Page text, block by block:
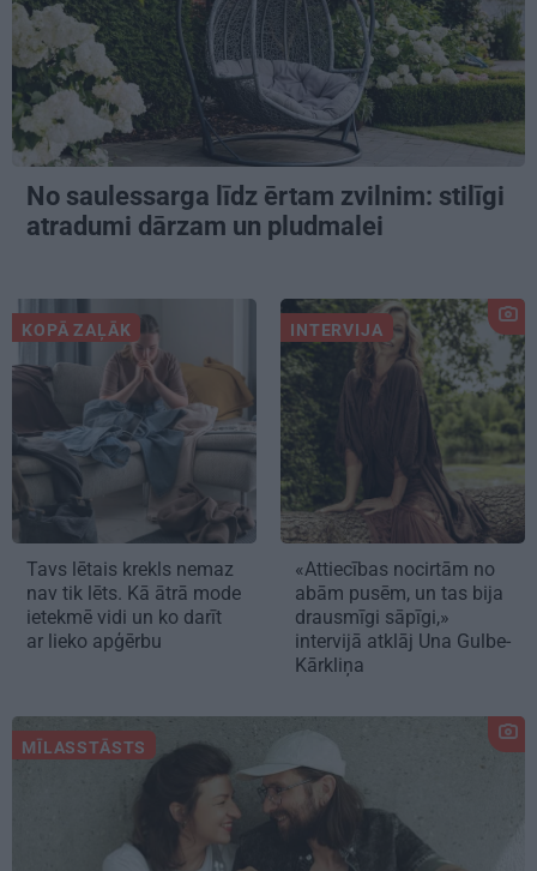
No saulessarga līdz ērtam zvilnim: stilīgi
atradumi dārzam un pludmalei
KOPĀ ZAĻĀK
Tavs lētais krekls nemaz
nav tik lēts. Kā ātrā mode
ietekmē vidi un ko darīt
ar lieko apģērbu
INTERVIJA
«Attiecības nocirtām no
abām pusēm, un tas bija
drausmīgi sāpīgi,»
intervijā atklāj Una Gulbe-
Kārkliņa
MĪLASSTĀSTS